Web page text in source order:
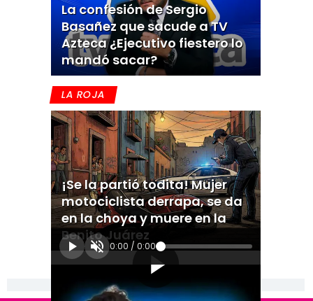
La confesión de Sergio
Basañez que sacude a TV
Azteca ¿Ejecutivo fiestero lo
mandó sacar?
LA ROJA
¡Se la partió todita! Mujer
motociclista derrapa, se da
en la choya y muere en la
Benito Juárez
0:00 / 0:00
[Publicidad]